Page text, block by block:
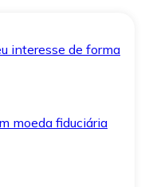
interesse de forma
moeda fiduciária